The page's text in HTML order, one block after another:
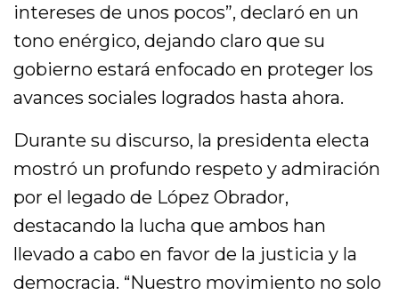
intereses de unos pocos”, declaró en un
tono enérgico, dejando claro que su
gobierno estará enfocado en proteger los
avances sociales logrados hasta ahora.
Durante su discurso, la presidenta electa
mostró un profundo respeto y admiración
por el legado de López Obrador,
destacando la lucha que ambos han
llevado a cabo en favor de la justicia y la
democracia. “Nuestro movimiento no solo